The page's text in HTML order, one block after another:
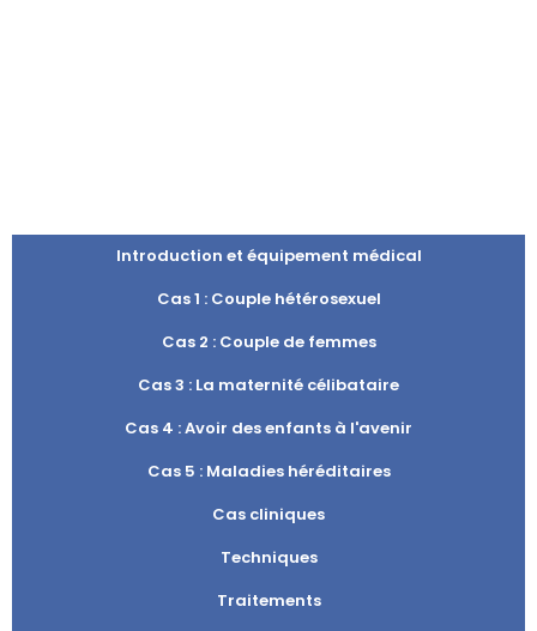
Introduction et équipement médical
Cas 1 : Couple hétérosexuel
Cas 2 : Couple de femmes
Cas 3 : La maternité célibataire
Cas 4 : Avoir des enfants à l'avenir
Cas 5 : Maladies héréditaires
Cas cliniques
Techniques
Traitements